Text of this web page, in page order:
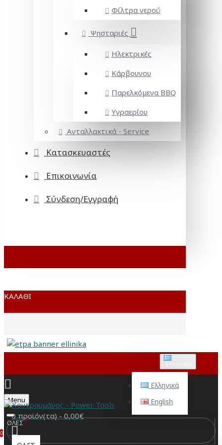
Φίλτρα νερού
Ψησταριές
Ηλεκτρικές
Κάρβουνου
Παρελκόμενα BBQ
Υγραερίου
Ανταλλακτικά - Service
Κατασκευαστές
Επικοινωνία
Σύνδεση/Εγγραφή
ΚΑΛΆΘΙ
Ελληνικά
English
Menu
0 προϊόν(τα) - 0,00€
0
ΟΛΕΣ